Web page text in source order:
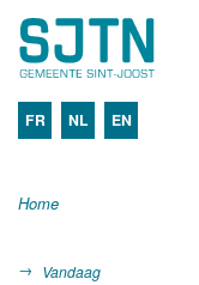
FR NL EN
Home
Vandaag